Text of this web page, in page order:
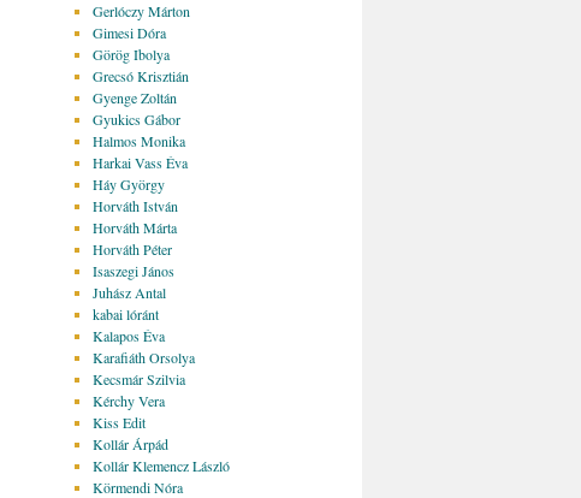
Gerlóczy Márton
Gimesi Dóra
Görög Ibolya
Grecsó Krisztián
Gyenge Zoltán
Gyukics Gábor
Halmos Monika
Harkai Vass Éva
Háy György
Horváth István
Horváth Márta
Horváth Péter
Isaszegi János
Juhász Antal
kabai lóránt
Kalapos Éva
Karafiáth Orsolya
Kecsmár Szilvia
Kérchy Vera
Kiss Edit
Kollár Árpád
Kollár Klemencz László
Körmendi Nóra